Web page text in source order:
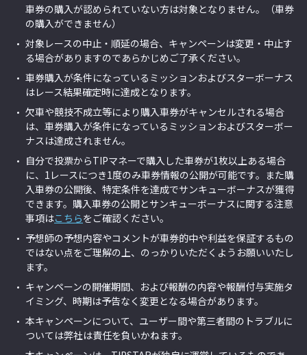
車券の購入が認められていない方は対象となりません。（車券
の購入ができません）
対象レースの中止・順延の場合、キャンペーンは変更・中止す
る場合がありますのであらかじめご了承ください。
車券購入が条件になっているミッションおよびスターボーナス
はレース結果確定時に達成となります。
欠車や競技不成立等により購入車券がキャンセルされる場合
は、車券購入が条件になっているミッションおよびスターボー
ナスは達成されません。
自分で投票からTIPマネーで購入した車券が1枚以上ある場合
に、1レースにつき1度のみ車券情報の公開が可能です。また購
入車券の公開後、特定条件を達成でサンキューボーナスが獲得
できます。購入車券の公開とサンキューボーナスに関する注意
事項はこちらをご確認ください。
予想師の予想内容やコメントが車券的中や利益を保証するもの
ではない点をご理解の上、のっかりいただくようお願いいたし
ます。
キャンペーンの開催期間、および報酬の内容や報酬付与実施タ
イミング、時期は予告なく変更となる場合があります。
本キャンペーンについて、ユーザー間や第三者間のトラブルに
ついては弊社は責任を負いかねます。